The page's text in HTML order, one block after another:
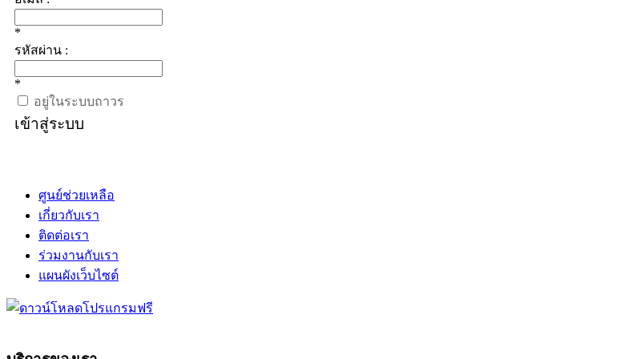
*
รหัสผ่าน :
*
อยู่ในระบบถาวร
เข้าสู่ระบบ
ศูนย์ช่วยเหลือ
เกี่ยวกับเรา
ติดต่อเรา
ร่วมงานกับเรา
แผนผังเว็บไซต์